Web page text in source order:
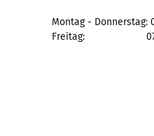
Montag - Donnerstag:
Freitag: 07:30